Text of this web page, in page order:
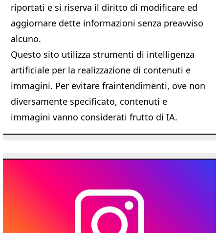
riportati e si riserva il diritto di modificare ed
aggiornare dette informazioni senza preavviso
alcuno.
Questo sito utilizza strumenti di intelligenza
artificiale per la realizzazione di contenuti e
immagini. Per evitare fraintendimenti, ove non
diversamente specificato, contenuti e
immagini vanno considerati frutto di IA.